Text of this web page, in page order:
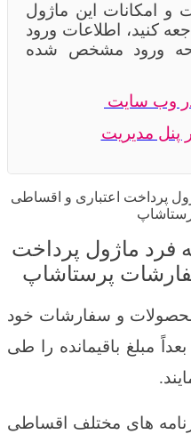
و امکانات این ماژول
کنید، اطلاعات ورود
ورود مشخص شده
وب سایت
پنل مدیریت
فرد ماژول پرداخت
پرستاشاپ
محصولات و سفارشات خود
مبلغ باقیمانده را طی
های مختلف اقساطی